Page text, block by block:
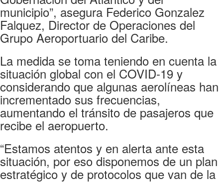
municipio”, asegura Federico Gonzalez
Falquez, Director de Operaciones del
Grupo Aeroportuario del Caribe.
La medida se toma teniendo en cuenta la
situación global con el COVID-19 y
considerando que algunas aerolíneas han
incrementado sus frecuencias,
aumentando el tránsito de pasajeros que
recibe el aeropuerto.
“Estamos atentos y en alerta ante esta
situación, por eso disponemos de un plan
estratégico y de protocolos que van de la